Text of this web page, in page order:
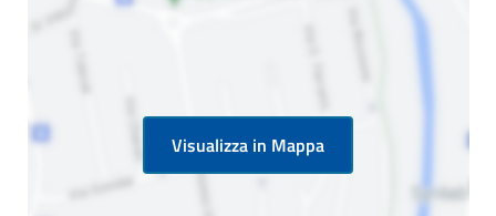
Visualizza in Mappa